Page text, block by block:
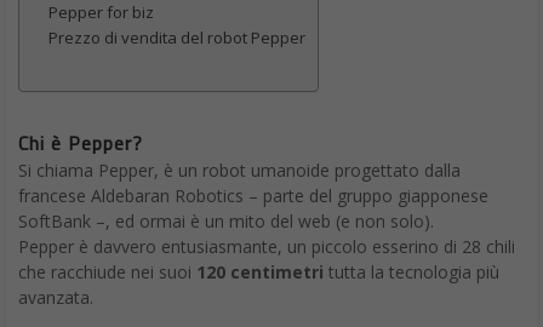
Pepper for biz
Prezzo di vendita del robot Pepper
Chi è Pepper?
Si chiama Pepper, è un robot umanoide progettato dalla
francese Aldebaran Robotics – parte del gruppo giapponese
SoftBank –, ed ormai è un mito del web (e non solo).
Pepper è davvero entusiasmante, un piccolo esserino di 28 chili
che racchiude nei suoi 120 centimetri tutta la tecnologia più
avanzata.